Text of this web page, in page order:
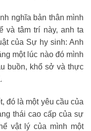
bản thân mình
và tâm trí này, anh ta
của Sự hy sinh: Anh
một lúc nào đó mình
buồn, khổ sở và thực
là một yêu cầu của
thái cao cấp của sự
vật lý của mình một